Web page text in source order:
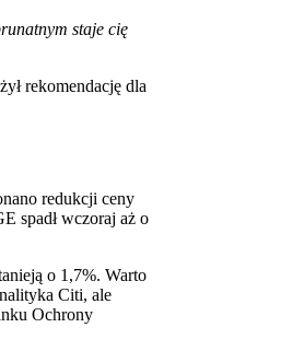
staje cię
rekomendację dla
redukcji ceny
spadł wczoraj aż o
o 1,7%. Warto
Citi, ale
Ochrony